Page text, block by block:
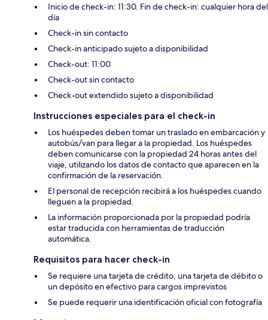
Inicio de check-in: 11:30. Fin de check-in: cualquier hora del
día
Check-in sin contacto
Check-in anticipado sujeto a disponibilidad
Check-out: 11:00
Check-out sin contacto
Check-out extendido sujeto a disponibilidad
Instrucciones especiales para el check-in
Los huéspedes deben tomar un traslado en embarcación y
autobús/van para llegar a la propiedad. Los huéspedes
deben comunicarse con la propiedad 24 horas antes del
viaje, utilizando los datos de contacto que aparecen en la
confirmación de la reservación.
El personal de recepción recibirá a los huéspedes cuando
lleguen a la propiedad.
La información proporcionada por la propiedad podría
estar traducida con herramientas de traducción
automática.
Requisitos para hacer check-in
Se requiere una tarjeta de crédito, una tarjeta de débito o
un depósito en efectivo para cargos imprevistos
Se puede requerir una identificación oficial con fotografía